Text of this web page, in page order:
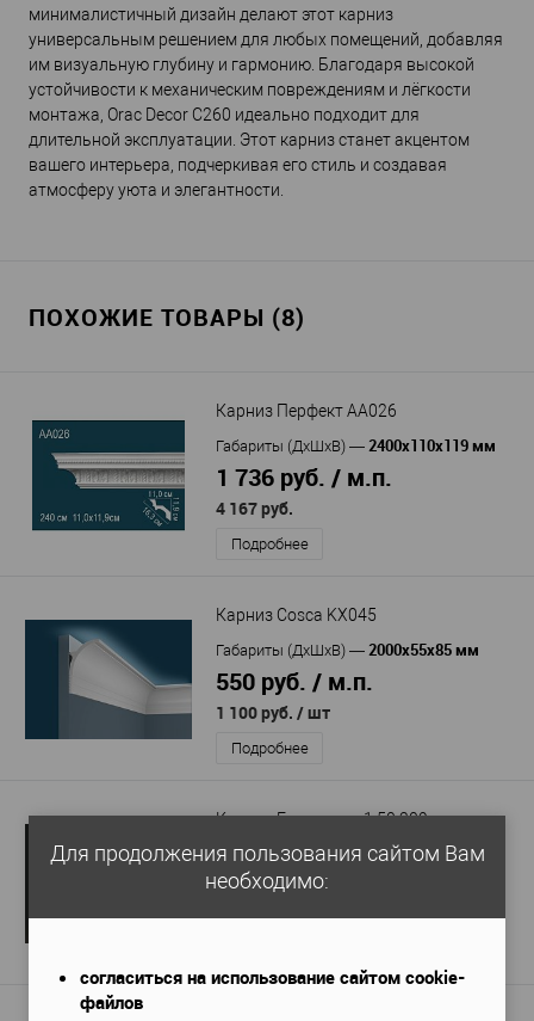
минималистичный дизайн делают этот карниз
универсальным решением для любых помещений, добавляя
им визуальную глубину и гармонию. Благодаря высокой
устойчивости к механическим повреждениям и лёгкости
монтажа, Orac Decor C260 идеально подходит для
длительной эксплуатации. Этот карниз станет акцентом
вашего интерьера, подчеркивая его стиль и создавая
атмосферу уюта и элегантности.
ПОХОЖИЕ ТОВАРЫ (8)
Карниз Перфект AA026
Габариты (ДхШхВ) — 2400х110х119 мм
1 736 руб. / м.п.
4 167 руб.
Подробнее
Карниз Cosca KX045
Габариты (ДхШхВ) — 2000x55x85 мм
550 руб. / м.п.
1 100 руб. / шт
Подробнее
Карниз Европласт 1.50.209
Габариты (ДхШхВ)—2000x118x150 мм
2 478 руб. / м.п.
4 955 руб.
Для продолжения пользования сайтом Вам
необходимо:
согласиться на использование сайтом cookie-
файлов